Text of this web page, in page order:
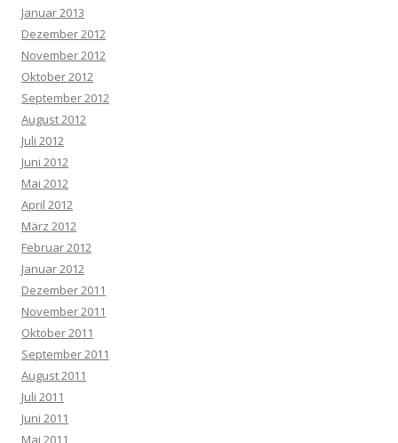
Januar 2013
Dezember 2012
November 2012
Oktober 2012
September 2012
August 2012
Juli 2012
Juni 2012
Mai 2012
April 2012
März 2012
Februar 2012
Januar 2012
Dezember 2011
November 2011
Oktober 2011
September 2011
August 2011
Juli 2011
Juni 2011
Mai 2011